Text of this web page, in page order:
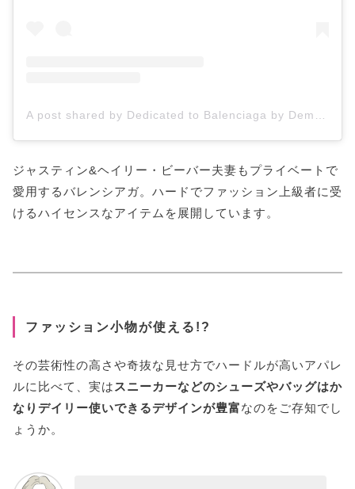
ジャスティン&ヘイリー・ビーバー夫妻もプライベートで
愛用するバレンシアガ。ハードでファッション上級者に受
けるハイセンスなアイテムを展開しています。
ファッション小物が使える!?
その芸術性の高さや奇抜な見せ方でハードルが高いアパレ
ルに比べて、実は スニーカーなどのシューズやバッグはか
なりデイリー使いできるデザインが豊富なのをご存知でし
ょうか。